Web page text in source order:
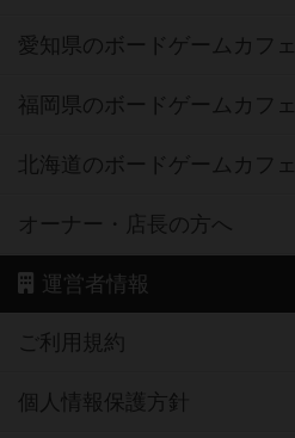
愛知県のボードゲームカフェ
福岡県のボードゲームカフェ
北海道のボードゲームカフェ
オーナー・店長の方へ
運営者情報
ご利用規約
個人情報保護方針